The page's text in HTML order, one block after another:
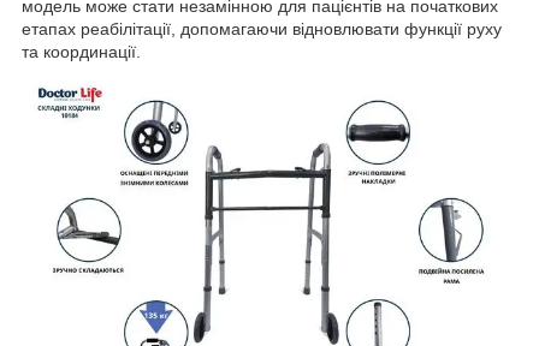
модель може стати незамінною для пацієнтів на початкових
етапах реабілітації, допомагаючи відновлювати функції руху
та координації.